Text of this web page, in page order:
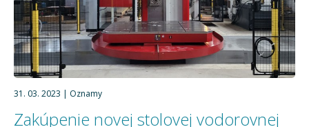
31. 03. 2023 Oznamy
Zakúpenie novej stolovej vodorovnej